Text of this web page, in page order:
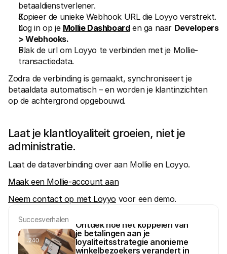
betaaldienstverlener.
Kopieer de unieke Webhook URL die Loyyo verstrekt.
Log in op je Mollie Dashboard en ga naar Developers
> Webhooks.
Plak de url om Loyyo te verbinden met je Mollie-
transactiedata.
Zodra de verbinding is gemaakt, synchroniseert je
betaaldata automatisch – en worden je klantinzichten
op de achtergrond opgebouwd.
Laat je klantloyaliteit groeien, niet je
administratie.
Laat de dataverbinding over aan Mollie en Loyyo.
Maak een Mollie-account aan
Neem contact op met Loyyo voor een demo.
Succesverhalen
Ontdek hoe het koppelen van
je betalingen aan je
loyaliteitsstrategie anonieme
winkelbezoekers verandert in